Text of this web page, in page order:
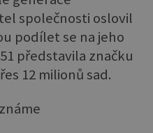
společnosti oslovil
podílet se na jeho
představila značku
12 milionů sad.